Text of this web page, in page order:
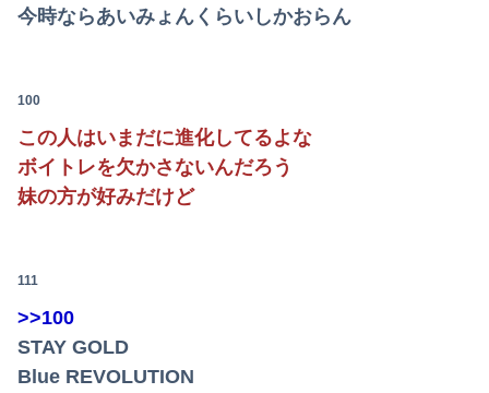
今時ならあいみょんくらいしかおらん
100
この人はいまだに進化してるよな
ボイトレを欠かさないんだろう
妹の方が好みだけど
111
>>100
STAY GOLD
Blue REVOLUTION